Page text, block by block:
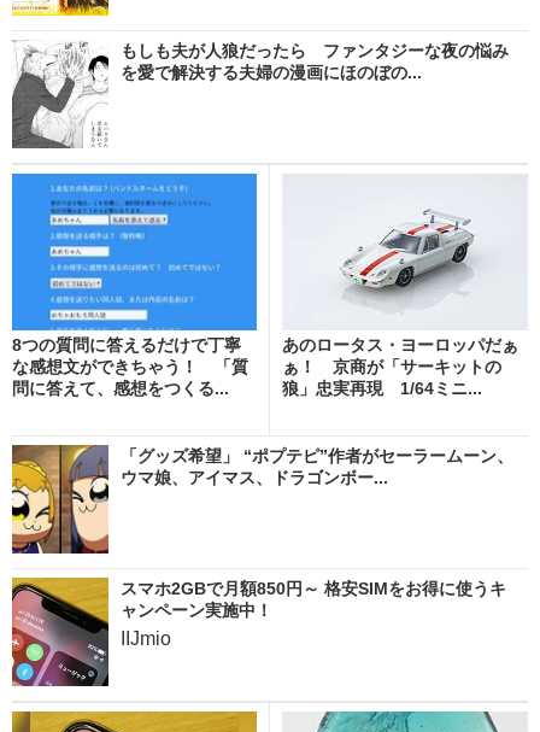
もしも夫が人狼だったら ファンタジーな夜の悩み
を愛で解決する夫婦の漫画にほのぼの...
8つの質問に答えるだけで丁寧
な感想文ができちゃう！ 「質
問に答えて、感想をつくる...
あのロータス・ヨーロッパだぁ
ぁ！ 京商が「サーキットの
狼」忠実再現 1/64ミニ...
「グッズ希望」 “ポプテピ”作者がセーラームーン、
ウマ娘、アイマス、ドラゴンボー...
スマホ2GBで月額850円～ 格安SIMをお得に使うキ
ャンペーン実施中！
IIJmio